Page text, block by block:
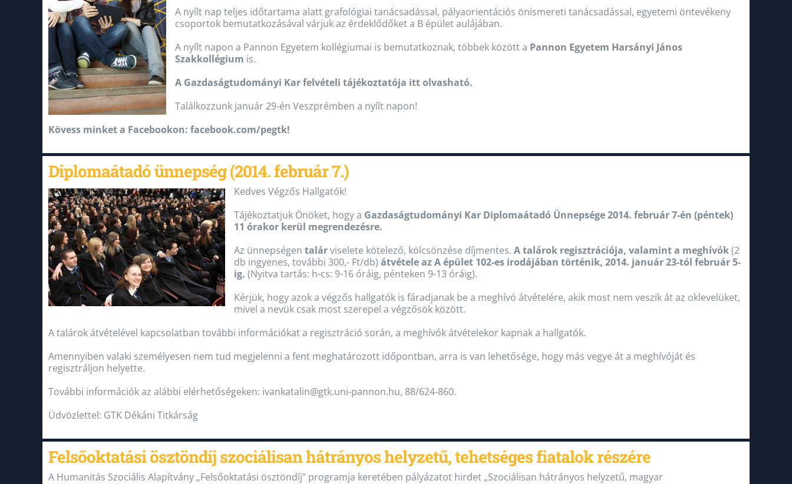
A nyílt nap teljes időtartama alatt grafológiai tanácsadással, pályaorientációs önismereti tanácsadással, egyetemi öntevékeny
csoportok bemutatkozásával várjuk az érdeklődőket a B épület aulájában.
A nyílt napon a Pannon Egyetem kollégiumai is bemutatkoznak, többek között a Pannon Egyetem Harsányi János
Szakkollégium is.
A Gazdaságtudományi Kar felvételi tájékoztatója itt olvasható.
Találkozzunk január 29-én Veszprémben a nyílt napon!
Kövess minket a Facebookon: facebook.com/pegtk!
Diplomaátadó ünnepség (2014. február 7.)
Kedves Végzős Hallgatók!
Tájékoztatjuk Önöket, hogy a Gazdaságtudományi Kar Diplomaátadó Ünnepsége 2014. február 7-én (péntek)
11 órakor kerül megrendezésre.
Az ünnepségen talárviselete kötelező, kölcsönzése díjmentes. A talárok regisztrációja, valamint a meghívók(2
db ingyenes, további 300,- Ft/db) átvétele az A épület 102-es irodájában történik, 2014. január 23-tól február 5-
ig. (Nyitva tartás: h-cs: 9-16 óráig, pénteken 9-13 óráig).
Kérjük, hogy azok a végzős hallgatók is fáradjanak be a meghívó átvételére, akik most nem veszik át az oklevelüket,
mivel a nevük csak most szerepel a végzősök között.
A talárok átvételével kapcsolatban további információkat a regisztráció során, a meghívók átvételekor kapnak a hallgatók.
Amennyiben valaki személyesen nem tud megjelenni a fent meghatározott időpontban, arra is van lehetősége, hogy más vegye át a meghívóját és
regisztráljon helyette.
További információk az alábbi elérhetőségeken: ivankatalin@gtk.uni-pannon.hu, 88/624-860.
Üdvözlettel: GTK Dékáni Titkárság
Felsőoktatási ösztöndíj szociálisan hátrányos helyzetű, tehetséges fiatalok részére
A Humanitás Szociális Alapítvány „Felsőoktatási ösztöndíj” programja keretében pályázatot hirdet „Szociálisan hátrányos helyzetű, magyar